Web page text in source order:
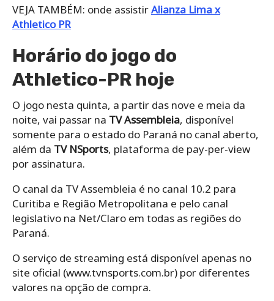
VEJA TAMBÉM: onde assistirAlianza Lima x
Athletico PR
Horário do jogo do
Athletico-PR hoje
O jogo nesta quinta, a partir das nove e meia da
noite, vai passar na TV Assembleia, disponível
somente para o estado do Paraná no canal aberto,
além da TV NSports, plataforma de pay-per-view
por assinatura.
O canal da TV Assembleia é no canal 10.2 para
Curitiba e Região Metropolitana e pelo canal
legislativo na Net/Claro em todas as regiões do
Paraná.
O serviço de streaming está disponível apenas no
site oficial (www.tvnsports.com.br) por diferentes
valores na opção de compra.